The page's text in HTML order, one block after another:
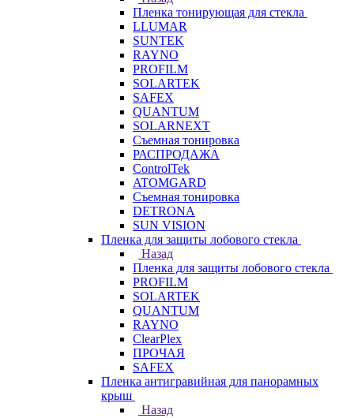
Пленка тонирующая для стекла
LLUMAR
SUNTEK
RAYNO
PROFILM
SOLARTEK
SAFEX
QUANTUM
SOLARNEXT
Съемная тонировка
РАСПРОДАЖА
ControlTek
ATOMGARD
Съемная тонировка
DETRONA
SUN VISION
Пленка для защиты лобового стекла
Назад
Пленка для защиты лобового стекла
PROFILM
SOLARTEK
QUANTUM
RAYNO
ClearPlex
ПРОЧАЯ
SAFEX
Пленка антигравийная для панорамных
крыш
Назад